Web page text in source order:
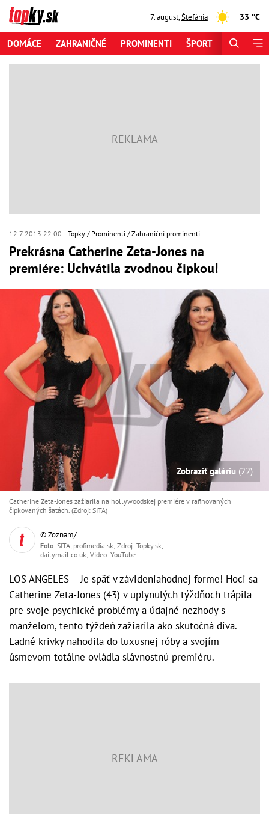
7. august,Štefánia 33 °C
DOMÁCE ZAHRANIČNÉ PROMINENTI ŠPORT
12.7.2013 22:00 Topky Prominenti Zahraniční prominenti
Prekrásna Catherine Zeta-Jones na
premiére: Uchvátila zvodnou čipkou!
Zobraziť galériu (22)
Catherine Zeta-Jones zažiarila na hollywoodskej premiére v rafinovaných
čipkovaných šatách. (Zdroj: SITA)
© Zoznam/
Foto: SITA, profimedia.sk; Zdroj: Topky.sk,
dailymail.co.uk; Video: YouTube
LOS ANGELES – Je späť v závideniahodnej forme! Hoci sa
Catherine Zeta-Jones (43) v uplynulých týždňoch trápila
pre svoje psychické problémy a údajné nezhody s
manželom, tento týždeň zažiarila ako skutočná diva.
Ladné krivky nahodila do luxusnej róby a svojím
úsmevom totálne ovládla slávnostnú premiéru.